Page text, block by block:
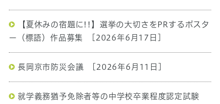
【夏休みの宿題に!!】選挙の大切さをPRするポスタ
ー（標語）作品募集
[2026年6月17日]
長岡京市防災会議 [2026年6月11日]
就学義務猶予免除者等の中学校卒業程度認定試験